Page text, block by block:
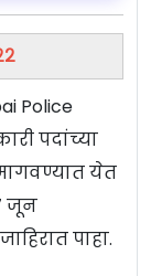
Police
पदांच्या
येत
जून
पाहा.